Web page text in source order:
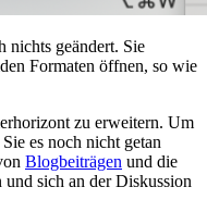
nichts geändert. Sie
Formaten öffnen, so wie
zu erweitern. Um
es noch nicht getan
Blogbeiträgen und die
und sich an der Diskussion